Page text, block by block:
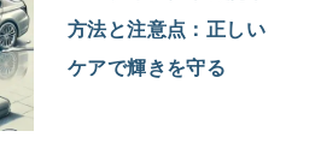
方法と注意点：正しい
ケアで輝きを守る